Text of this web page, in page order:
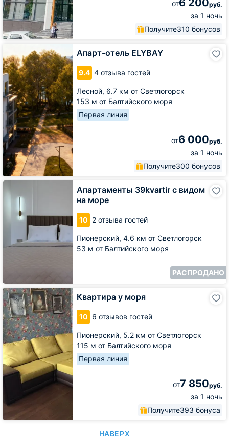
от руб.
за 1 ночь
Получите310 бонусов
Апарт-отель ELYBAY
9.4 4 отзыва гостей
Лесной, 6.7 км от Светлогорск
153 м от Балтийского моря
Первая линия
от6 000руб.
за 1 ночь
Получите300 бонусов
отель
ELYBAY
Апартаменты 39kvartir с видом
на море
10 2 отзыва гостей
Пионерский, 4.6 км от Светлогорск
53 м от Балтийского моря
РАСПРОДАНО
Апартаменты
39kvartir
видом
Квартира у моря
10 6 отзывов гостей
Пионерский, 5.2 км от Светлогорск
115 м от Балтийского моря
Первая линия
от7 850руб.
за 1 ночь
Получите393 бонуса
Квартира
у
моря
НАВЕРХ